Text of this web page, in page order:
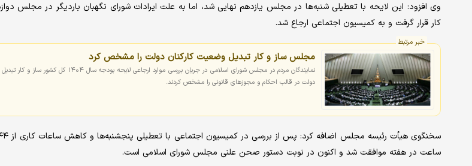
وی افزود: این لایحه با تعطیلی شنبه‌ها در مجلس یازدهم نهایی شد، اما به علت ایرادات شورای نگهبان باردیگر در مجلس‌
کار قرار گرفت و به کمیسیون اجتماعی ارجاع شد.
خبر مرتبط
مجلس ساز و کار تبدیل وضعیت کارکنان دولت را مشخص کرد
نمایندگان مردم در مجلس شورای اسلامی در جریان بررسی موارد ارجاعی لایحه
دولت در قالب احکام و مجوزهای قانونی را مشخص کردند.
ساعت در هفته موافقت شد و اکنون در نوبت دستور صحن علنی مجلس شورای اسلامی است.